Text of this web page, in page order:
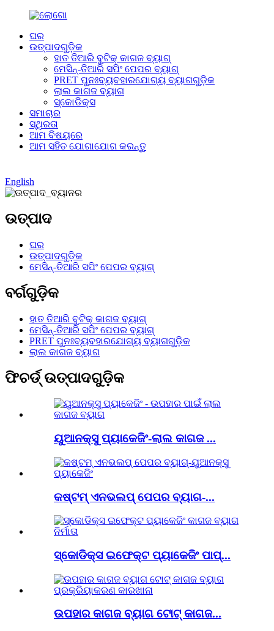
ଘର
ଉତ୍ପାଦଗୁଡ଼ିକ
ହାତ ତିଆରି ବୁଟିକ୍ କାଗଜ ବ୍ୟାଗ୍
ମେସିନ୍-ତିଆରି ସପିଂ ପେପର ବ୍ୟାଗ୍
PRET ପୁନଃବ୍ୟବହାରଯୋଗ୍ୟ ବ୍ୟାଗଗୁଡ଼ିକ
ଲାଲ କାଗଜ ବ୍ୟାଗ
ସ୍କୋଡିକ୍ସ
ସମାଚାର
ସ୍ଥିରତା
ଆମ ବିଷୟରେ
ଆମ ସହିତ ଯୋଗାଯୋଗ କରନ୍ତୁ
English
ଉତ୍ପାଦ
ଘର
ଉତ୍ପାଦଗୁଡ଼ିକ
ମେସିନ୍-ତିଆରି ସପିଂ ପେପର ବ୍ୟାଗ୍
ବର୍ଗଗୁଡ଼ିକ
ହାତ ତିଆରି ବୁଟିକ୍ କାଗଜ ବ୍ୟାଗ୍
ମେସିନ୍-ତିଆରି ସପିଂ ପେପର ବ୍ୟାଗ୍
PRET ପୁନଃବ୍ୟବହାରଯୋଗ୍ୟ ବ୍ୟାଗଗୁଡ଼ିକ
ଲାଲ କାଗଜ ବ୍ୟାଗ
ଫିଚର୍ଡ୍ ଉତ୍ପାଦଗୁଡ଼ିକ
ୟୁଆନକ୍ସୁ ପ୍ୟାକେଜିଂ-ଲାଲ କାଗଜ ...
କଷ୍ଟମ୍ ଏନଭଲପ୍ ପେପର ବ୍ୟାଗ-...
ସ୍କୋଡିକ୍ସ ଇଫେକ୍ଟ ପ୍ୟାକେଜିଂ ପାପ୍...
ଉପହାର କାଗଜ ବ୍ୟାଗ ଟୋଟ୍ କାଗଜ...